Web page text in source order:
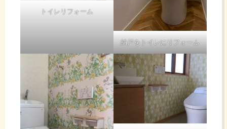
トイレリフォーム
納戸をトイレにリフォーム